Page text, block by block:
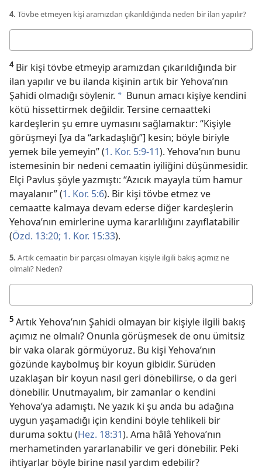
4. Tövbe etmeyen kişi aramızdan çıkarıldığında neden bir ilan yapılır?
4Bir kişi tövbe etmeyip aramızdan çıkarıldığında bir
ilan yapılır ve bu ilanda kişinin artık bir Yehova’nın
Şahidi olmadığı söylenir. a Bunun amacı kişiye kendini
kötü hissettirmek değildir. Tersine cemaatteki
kardeşlerin şu emre uymasını sağlamaktır: “Kişiyle
görüşmeyi [ya da “arkadaşlığı”] kesin; böyle biriyle
yemek bile yemeyin” (1. Kor. 5:9-11). Yehova’nın bunu
istemesinin bir nedeni cemaatin iyiliğini düşünmesidir.
Elçi Pavlus şöyle yazmıştı: “Azıcık mayayla tüm hamur
mayalanır” (1. Kor. 5:6). Bir kişi tövbe etmez ve
cemaatte kalmaya devam ederse diğer kardeşlerin
Yehova’nın emirlerine uyma kararlılığını zayıflatabilir
(Özd. 13:20; 1. Kor. 15:33).
5. Artık cemaatin bir parçası olmayan kişiyle ilgili bakış açımız ne
olmalı? Neden?
5 Artık Yehova’nın Şahidi olmayan bir kişiyle ilgili bakış
açımız ne olmalı? Onunla görüşmesek de onu ümitsiz
bir vaka olarak görmüyoruz. Bu kişi Yehova’nın
gözünde kaybolmuş bir koyun gibidir. Sürüden
uzaklaşan bir koyun nasıl geri dönebilirse, o da geri
dönebilir. Unutmayalım, bir zamanlar o kendini
Yehova’ya adamıştı. Ne yazık ki şu anda bu adağına
uygun yaşamadığı için kendini böyle tehlikeli bir
duruma soktu (Hez. 18:31). Ama hâlâ Yehova’nın
merhametinden yararlanabilir ve geri dönebilir. Peki
ihtiyarlar böyle birine nasıl yardım edebilir?